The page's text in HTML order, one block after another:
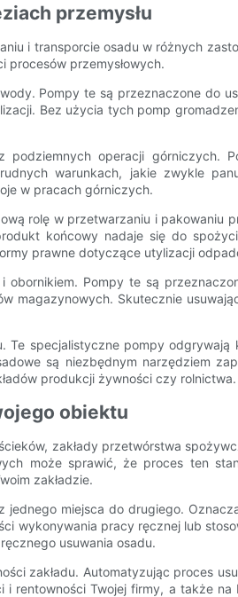
przemysłu
i transporcie osadu w różnych
procesów przemysłowych.
Pompy te są przeznaczone do
Bez użycia tych pomp
operacji górniczych.
warunkach, jakie zwykle
w pracach górniczych.
rolę w przetwarzaniu i pakowaniu
końcowy nadaje się do
prawne dotyczące utylizacji
Pompy te są
magazynowych. Skutecznie
Te specjalistyczne pompy
są niezbędnym narzędziem
produkcji żywności czy rolnictwa.
obiektu
zakłady przetwórstwa
może sprawić, że proces ten
zakładzie.
miejsca do drugiego.
wykonywania pracy ręcznej lub
usuwania osadu.
zakładu. Automatyzując proces
rentowności Twojej firmy, a także